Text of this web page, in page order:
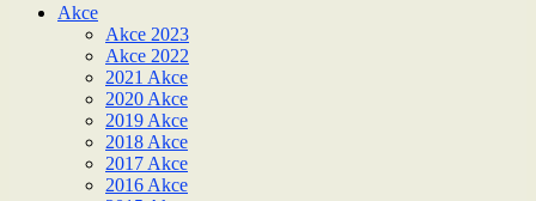
Akce
Akce 2023
Akce 2022
2021 Akce
2020 Akce
2019 Akce
2018 Akce
2017 Akce
2016 Akce